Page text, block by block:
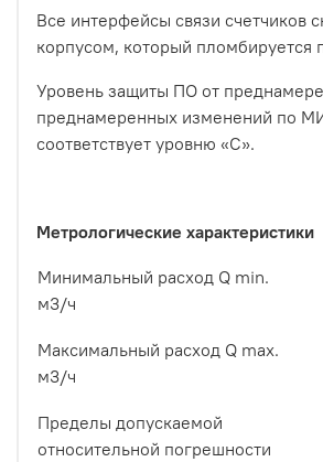
Все интерфейсы связи счетчиков
корпусом, который пломбируется
Уровень защиты ПО от
преднамеренных изменений по
соответствует уровню «С».
Метрологические характеристики
Минимальный расход Q min.
м3/ч
Максимальный расход Q max.
м3/ч
Пределы допускаемой
относительной погрешности